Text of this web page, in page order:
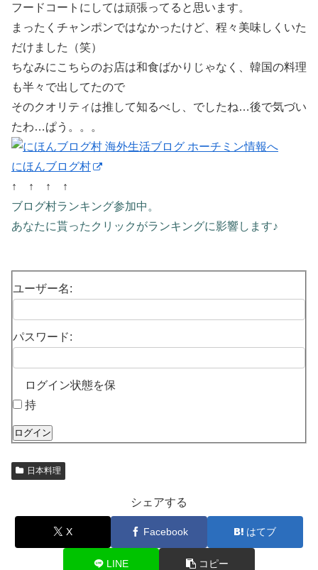
フードコートにしては頑張ってると思います。
まったくチャンポンではなかったけど、程々美味しくいた
だけました（笑）
ちなみにこちらのお店は和食ばかりじゃなく、韓国の料理
も半々で出してたので
そのクオリティは推して知るべし、でしたね…後で気づい
たわ…ぱう。。。
にほんブログ村
↑ ↑ ↑ ↑
ブログ村ランキング参加中。
あなたに貰ったクリックがランキングに影響します♪
ユーザー名:
パスワード:
ログイン状態を保
持
ログイン
日本料理
シェアする
X Facebook はてブ
LINE コピー